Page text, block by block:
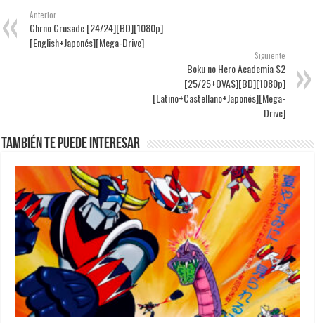
Anterior
Chrno Crusade [24/24][BD][1080p]
[English+Japonés][Mega-Drive]
Siguiente
Boku no Hero Academia S2
[25/25+OVAS][BD][1080p]
[Latino+Castellano+Japonés][Mega-
Drive]
También te puede interesar